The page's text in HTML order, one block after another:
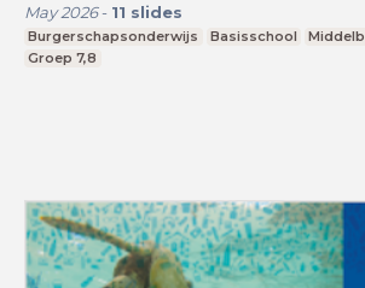
May 2026- 11 slides
Burgerschapsonderwijs Basisschool
Groep 7,8